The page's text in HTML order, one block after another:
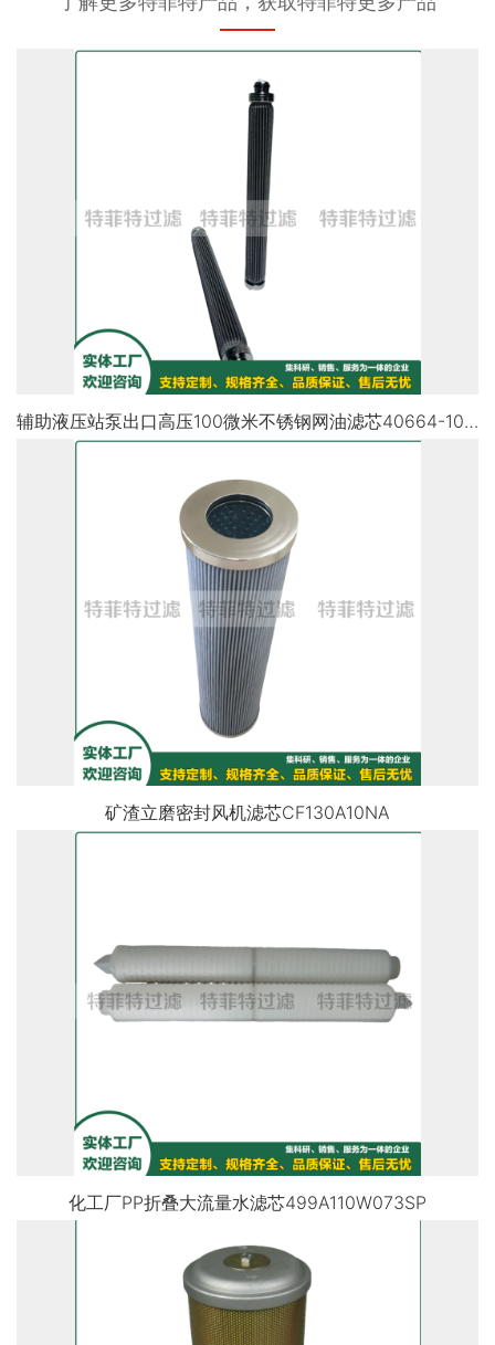
辅助液压站泵出口高压100微米不锈钢网油滤芯40664-100/c
矿渣立磨密封风机滤芯CF130A10NA
化工厂PP折叠大流量水滤芯499A110W073SP